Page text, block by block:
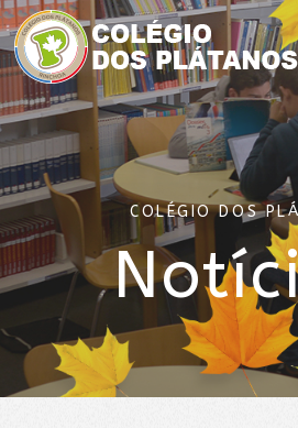
COLÉGIO DOS